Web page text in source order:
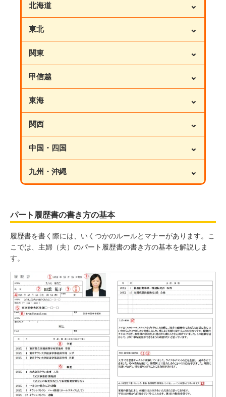
北海道 ⌄
東北 ⌄
関東 ⌄
甲信越 ⌄
東海 ⌄
関西 ⌄
中国・四国 ⌄
九州・沖縄 ⌄
パート履歴書の書き方の基本
履歴書を書く際には、いくつかのルールとマナーがあります。こ
こでは、主婦（夫）のパート履歴書の書き方の基本を解説しま
す。